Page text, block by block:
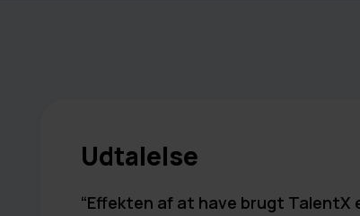
Udtalelse
Effekten af at have brugt TalentX